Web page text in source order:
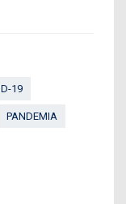
19
PANDEMIA